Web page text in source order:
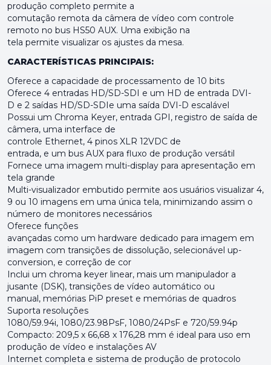
produção completo permite a
comutação remota da câmera de vídeo com controle
remoto no bus HS50 AUX. Uma exibição na
tela permite visualizar os ajustes da mesa.
CARACTERÍSTICAS PRINCIPAIS:
Oferece a capacidade de processamento de 10 bits
Oferece 4 entradas HD/SD-SDI e um HD de entrada DVI-
D e 2 saídas HD/SD-SDIe uma saída DVI-D escalável
Possui um Chroma Keyer, entrada GPI, registro de saída de
câmera, uma interface de
controle Ethernet, 4 pinos XLR 12VDC de
entrada, e um bus AUX para fluxo de produção versátil
Fornece uma imagem multi-display para apresentação em
tela grande
Multi-visualizador embutido permite aos usuários visualizar 4,
9 ou 10 imagens em uma única tela, minimizando assim o
número de monitores necessários
Oferece funções
avançadas como um hardware dedicado para imagem em
imagem com transições de dissolução, selecionável up-
conversion, e correção de cor
Inclui um chroma keyer linear, mais um manipulador a
jusante (DSK), transições de vídeo automático ou
manual, memórias PiP preset e memórias de quadros
Suporta resoluções
1080/59.94i, 1080/23.98PsF, 1080/24PsF e 720/59.94p
Compacto: 209,5 x 66,68 x 176,28 mm é ideal para uso em
produção de vídeo e instalações AV
Internet completa e sistema de produção de protocolo